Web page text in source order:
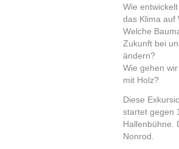
Wie
das Klima auf
Welche
Zukunft bei
ändern?
Wie gehen
mit Holz?
Diese
startet gegen
Hallenbühne.
Nonrod.